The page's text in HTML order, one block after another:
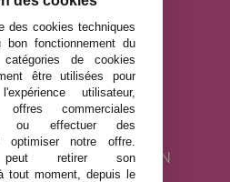
LÉGALES
CONFIDENTIALITÉ
DE COOKIES
ET RETOUR
DE RÉTRACTATION
des cookies techniques
bon fonctionnement du
de cookies
être utilisées pour
utilisateur,
commerciales
ou effectuer des
optimiser notre offre.
peut retirer son
tout moment, depuis le